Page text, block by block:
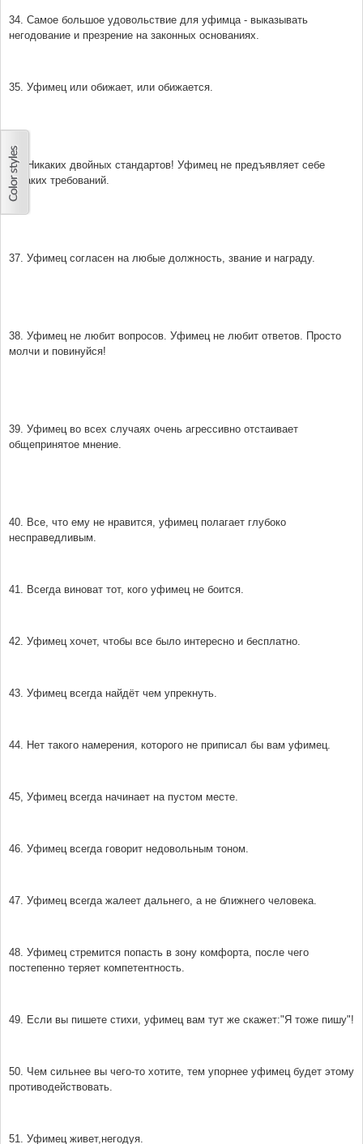
34. Самое большое удовольствие для уфимца - выказывать
негодование и презрение на законных основаниях.
35. Уфимец или обижает, или обижается.
36. Никаких двойных стандартов! Уфимец не предъявляет себе
никаких требований.
37. Уфимец согласен на любые должность, звание и награду.
38. Уфимец не любит вопросов. Уфимец не любит ответов. Просто
молчи и повинуйся!
39. Уфимец во всех случаях очень агрессивно отстаивает
общепринятое мнение.
40. Все, что ему не нравится, уфимец полагает глубоко
несправедливым.
41. Всегда виноват тот, кого уфимец не боится.
42. Уфимец хочет, чтобы все было интересно и бесплатно.
43. Уфимец всегда найдёт чем упрекнуть.
44. Нет такого намерения, которого не приписал бы вам уфимец.
45, Уфимец всегда начинает на пустом месте.
46. Уфимец всегда говорит недовольным тоном.
47. Уфимец всегда жалеет дальнего, а не ближнего человека.
48. Уфимец стремится попасть в зону комфорта, после чего
постепенно теряет компетентность.
49. Если вы пишете стихи, уфимец вам тут же скажет:"Я тоже пишу"!
50. Чем сильнее вы чего-то хотите, тем упорнее уфимец будет этому
противодействовать.
51. Уфимец живет,негодуя.